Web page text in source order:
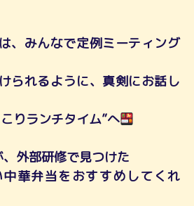
、みんなで定例ミーティング
られるように、真剣にお話し
りランチタイム”へ
外部研修で見つけた
華弁当をおすすめしてくれ